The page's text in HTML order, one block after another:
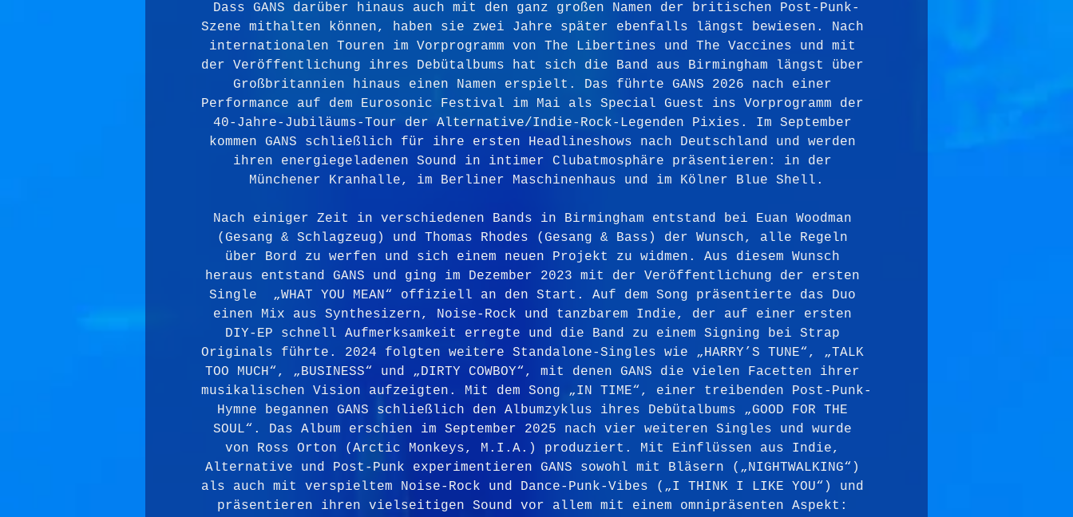
Dass GANS darüber hinaus auch mit den ganz großen Namen der britischen Post-Punk-
Szene mithalten können, haben sie zwei Jahre später ebenfalls längst bewiesen. Nach
internationalen Touren im Vorprogramm von The Libertines und The Vaccines und mit
der Veröffentlichung ihres Debütalbums hat sich die Band aus Birmingham längst über
Großbritannien hinaus einen Namen erspielt. Das führte GANS 2026 nach einer
Performance auf dem Eurosonic Festival im Mai als Special Guest ins Vorprogramm der
40-Jahre-Jubiläums-Tour der Alternative/Indie-Rock-Legenden Pixies. Im September
kommen GANS schließlich für ihre ersten Headlineshows nach Deutschland und werden
ihren energiegeladenen Sound in intimer Clubatmosphäre präsentieren: in der
Münchener Kranhalle, im Berliner Maschinenhaus und im Kölner Blue Shell.
Nach einiger Zeit in verschiedenen Bands in Birmingham entstand bei Euan Woodman
(Gesang & Schlagzeug) und Thomas Rhodes (Gesang & Bass) der Wunsch, alle Regeln
über Bord zu werfen und sich einem neuen Projekt zu widmen. Aus diesem Wunsch
heraus entstand GANS und ging im Dezember 2023 mit der Veröffentlichung der ersten
Single  „WHAT YOU MEAN“ offiziell an den Start. Auf dem Song präsentierte das Duo
einen Mix aus Synthesizern, Noise-Rock und tanzbarem Indie, der auf einer ersten
DIY-EP schnell Aufmerksamkeit erregte und die Band zu einem Signing bei Strap
Originals führte. 2024 folgten weitere Standalone-Singles wie „HARRY’S TUNE“, „TALK
TOO MUCH“, „BUSINESS“ und „DIRTY COWBOY“, mit denen GANS die vielen Facetten ihrer
musikalischen Vision aufzeigten. Mit dem Song „IN TIME“, einer treibenden Post-Punk-
Hymne begannen GANS schließlich den Albumzyklus ihres Debütalbums „GOOD FOR THE
SOUL“. Das Album erschien im September 2025 nach vier weiteren Singles und wurde
von Ross Orton (Arctic Monkeys, M.I.A.) produziert. Mit Einflüssen aus Indie,
Alternative und Post-Punk experimentieren GANS sowohl mit Bläsern („NIGHTWALKING“)
als auch mit verspieltem Noise-Rock und Dance-Punk-Vibes („I THINK I LIKE YOU“) und
präsentieren ihren vielseitigen Sound vor allem mit einem omnipräsenten Aspekt: